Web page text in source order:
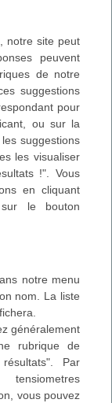
notre site peut
peuvent
de notre
suggestions
pour
ou sur la
suggestions
les visualiser
!". Vous
en cliquant
le bouton
notre menu
nom. La liste
généralement
rubrique de
Par
vous pouvez